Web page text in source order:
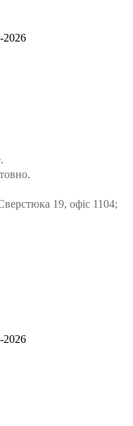
2026
19, офіс 1104;
2026